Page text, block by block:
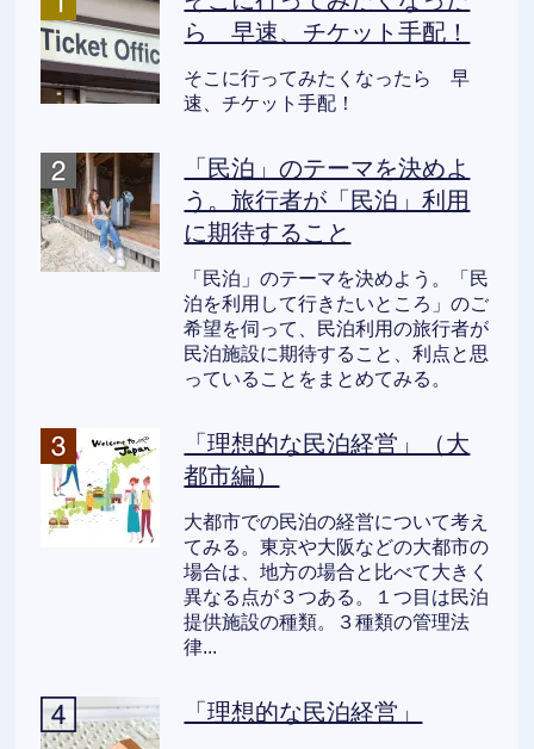
ら 早速、チケット手配！
そこに行ってみたくなったら 早
速、チケット手配！
「民泊」のテーマを決めよ
う。旅行者が「民泊」利用
に期待すること
「民泊」のテーマを決めよう。「民
泊を利用して行きたいところ」のご
希望を伺って、民泊利用の旅行者が
民泊施設に期待すること、利点と思
っていることをまとめてみる。
「理想的な民泊経営」（大
都市編）
大都市での民泊の経営について考え
てみる。東京や大阪などの大都市の
場合は、地方の場合と比べて大きく
異なる点が３つある。１つ目は民泊
提供施設の種類。３種類の管理法
律...
「理想的な民泊経営」